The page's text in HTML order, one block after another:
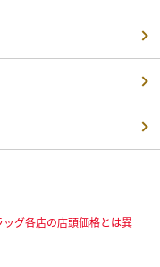
グ各店の店頭価格とは異